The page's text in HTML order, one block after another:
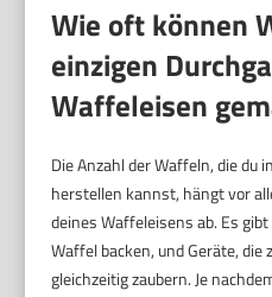
Wie oft können
einzigen
Waffeleisen
Die Anzahl der Waffeln, die du
herstellen kannst, hängt vor
deines Waffeleisens ab. Es
Waffel backen, und Geräte,
gleichzeitig zaubern. Je